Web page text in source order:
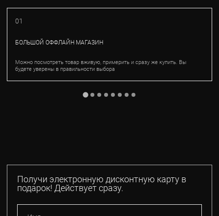
01
БОЛЬШОЙ ОФФЛАЙН МАГАЗИН
Можно посмотреть товар вживую, примерить и сразу же купить. Вы
будете уверены в правильности выбора
Получи электронную дисконтную карту в
подарок! Действует сразу.